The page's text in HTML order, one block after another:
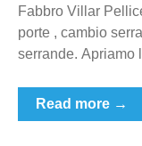
Fabbro Villar
porte , cambio
serrande. Apriamo
Read more →